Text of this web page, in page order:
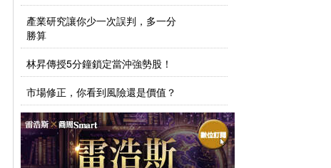
產業研究讓你少一次誤判，多一分
勝算
林昇傳授5分鐘鎖定當沖強勢股！
市場修正，你看到風險還是價值？